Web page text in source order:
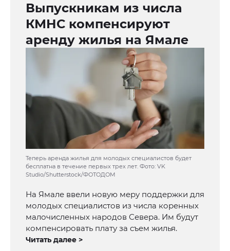
Выпускникам из числа
КМНС компенсируют
аренду жилья на Ямале
Теперь аренда жилья для молодых специалистов будет
бесплатна в течение первых трех лет. Фото: VK
Studio/Shutterstock/ФОТОДОМ
На Ямале ввели новую меру поддержки для
молодых специалистов из числа коренных
малочисленных народов Севера. Им будут
компенсировать плату за съем жилья.
Читать далее >